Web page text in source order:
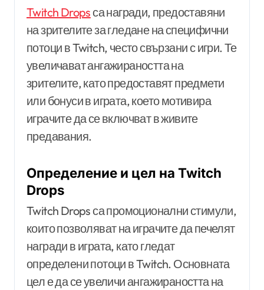
Twitch Dropsса награди, предоставяни
на зрителите за гледане на специфични
потоци в Twitch, често свързани с игри. Те
увеличават ангажираността на
зрителите, като предоставят предмети
или бонуси в играта, което мотивира
играчите да се включват в живите
предавания.
Определение и цел на Twitch
Drops
Twitch Drops са промоционални стимули,
които позволяват на играчите да печелят
награди в играта, като гледат
определени потоци в Twitch. Основната
цел е да се увеличи ангажираността на